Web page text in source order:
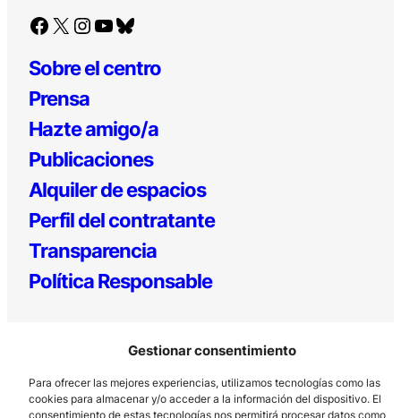
Gestionar consentimiento
Para ofrecer las mejores experiencias, utilizamos tecnologías como las
cookies para almacenar y/o acceder a la información del dispositivo. El
consentimiento de estas tecnologías nos permitirá procesar datos como
Facebook X Instagram YouTube Bluesky
Sobre el centro
Prensa
Hazte amigo/a
Publicaciones
Alquiler de espacios
Perfil del contratante
Transparencia
Política Responsable